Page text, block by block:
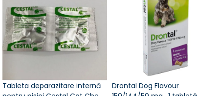
Tableta deparazitare internă
Drontal Dog Flavour